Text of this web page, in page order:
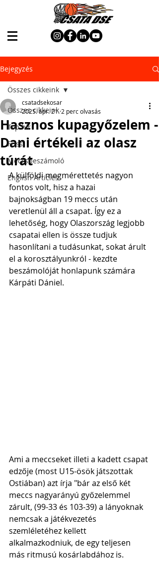
Bejegyzés
Összes cikkeink
Top hír
Friss
Meccsbeszámoló
English Articles
Összes cikkeink
Hasznos kupagyőzelem -
Dani értékeli az olasz
túrát
csatadsekosar
2025. ápr. 21. 2 perc olvasás
A külföldi megmérettetés nagyon
fontos volt, hisz a hazai
bajnokságban 19 meccs után
veretlenül áll a csapat. Így ez a
lehetőség, hogy Olaszország legjobb
csapatai ellen is össze tudjuk
hasonlítani a tudásunkat, sokat árult
el a korosztályunkról - kezdte
beszámolóját honlapunk számára
Kárpáti Dániel.
Ami a meccseket illeti a kadett csapat
edzője (most U15-ösök játszottak
Ostiában) azt írja "bár az első két
meccs nagyarányú győzelemmel
zárult, (99-33 és 103-39) a lányoknak
nemcsak a játékvezetés
szemléletéhez kellett
alkalmazkodniuk, de egy teljesen
más ritmusú kosárlabdához is.